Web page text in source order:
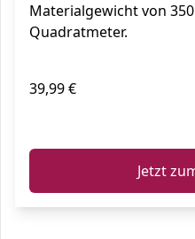
Materialgewicht von
Quadratmeter.
39,99 €
Jetzt